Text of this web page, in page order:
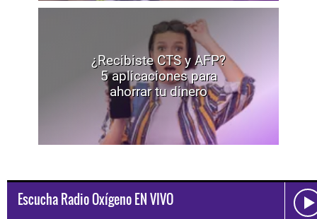
¿Recibiste CTS y AFP?
5 aplicaciones para
ahorrar tu dinero
Escucha Radio Oxígeno EN VIVO